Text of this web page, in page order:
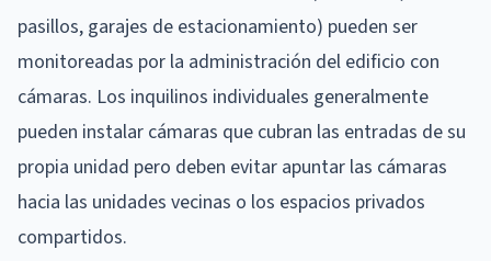
pasillos, garajes de estacionamiento) pueden ser
monitoreadas por la administración del edificio con
cámaras. Los inquilinos individuales generalmente
pueden instalar cámaras que cubran las entradas de su
propia unidad pero deben evitar apuntar las cámaras
hacia las unidades vecinas o los espacios privados
compartidos.